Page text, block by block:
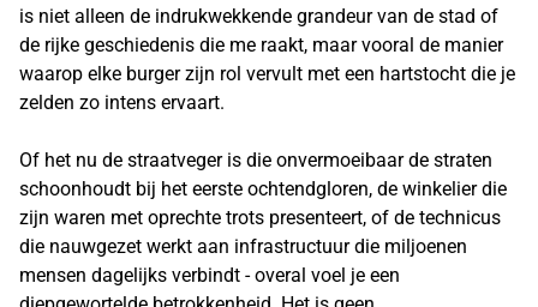
is niet alleen de indrukwekkende grandeur van de stad of
de rijke geschiedenis die me raakt, maar vooral de manier
waarop elke burger zijn rol vervult met een hartstocht die je
zelden zo intens ervaart.
Of het nu de straatveger is die onvermoeibaar de straten
schoonhoudt bij het eerste ochtendgloren, de winkelier die
zijn waren met oprechte trots presenteert, of de technicus
die nauwgezet werkt aan infrastructuur die miljoenen
mensen dagelijks verbindt - overal voel je een